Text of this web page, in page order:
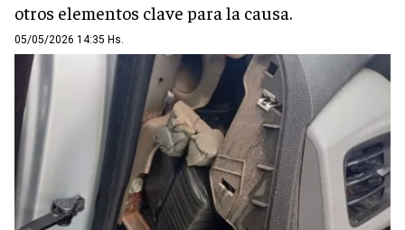
otros elementos clave para la causa.
05/05/2026 14:35 Hs.